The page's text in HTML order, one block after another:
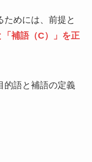
ためには、前提と
「補語（C）」を正
的語と補語の定義